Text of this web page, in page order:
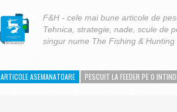
F&H - cele mai bune articole de
Tehnica, strategie, nade, scule de
singur nume The Fishing & Hunting
ARTICOLE ASEMANATOARE PESCUIT LA FEEDER PE O